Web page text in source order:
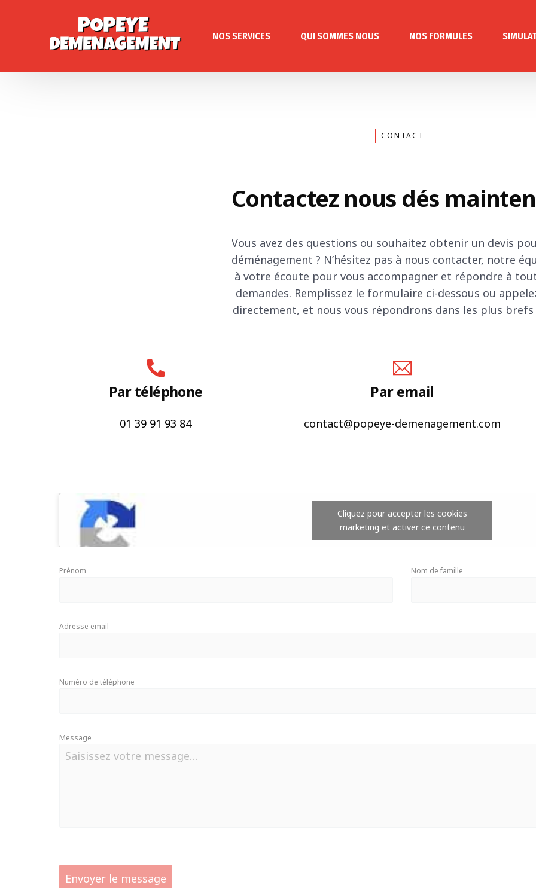
NOS SERVICES QUI SOMMES NOUS NOS FORMULES
CONTACT
Contactez nous dés
Vous avez des questions ou souhaitez obtenir un devis
déménagement ? N’hésitez pas à nous contacter, notre
à votre écoute pour vous accompagner et répondre à
demandes. Remplissez le formulaire ci-dessous ou
directement, et nous vous répondrons dans les plus brefs
Par téléphone
01 39 91 93 84
Par email
contact@popeye-demenagement.com
Cliquez pour accepter les cookies
marketing et activer ce contenu
Prénom Nom de famille
Adresse email
Numéro de téléphone
Message
Envoyer le message